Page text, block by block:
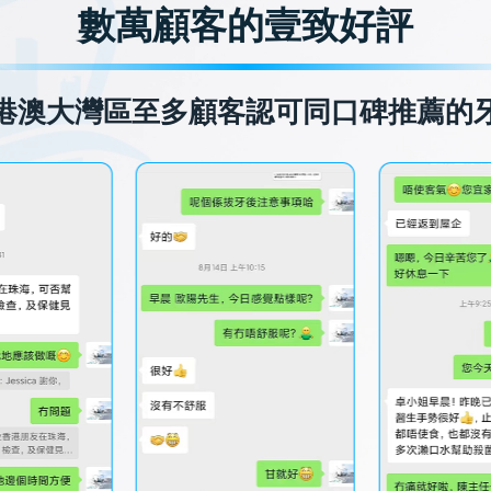
數萬顧客的壹致好評
澳大灣區至多顧客認可同口碑推薦的